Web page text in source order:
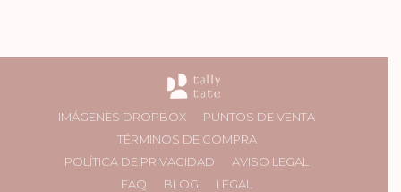
IMÁGENES DROPBOX
PUNTOS DE VENTA
TÉRMINOS DE COMPRA
POLÍTICA DE PRIVACIDAD
AVISO LEGAL
FAQ
BLOG LEGAL